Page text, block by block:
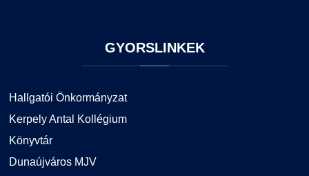
GYORSLINKEK
Hallgatói Önkormányzat
Kerpely Antal Kollégium
Könyvtár
Dunaújváros MJV